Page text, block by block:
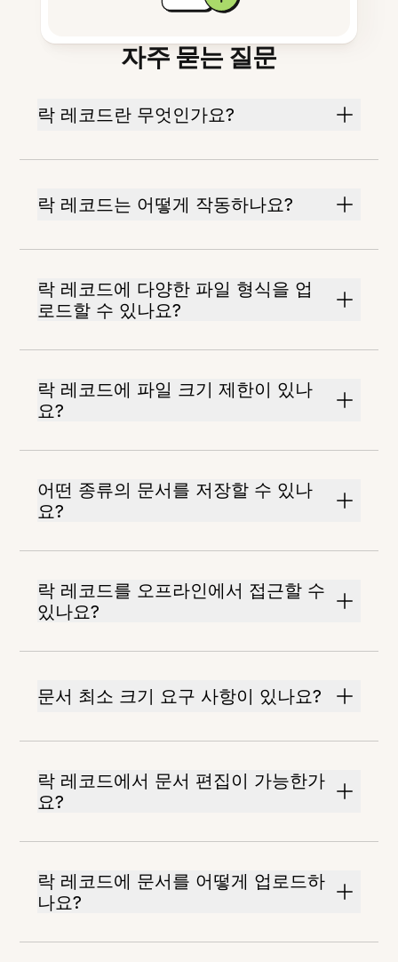
자주 묻는 질문
락 레코드란 무엇인가요?
락 레코드는 어떻게 작동하나요?
락 레코드에 다양한 파일 형식을 업
로드할 수 있나요?
락 레코드에 파일 크기 제한이 있나
요?
어떤 종류의 문서를 저장할 수 있나
요?
락 레코드를 오프라인에서 접근할 수
있나요?
문서 최소 크기 요구 사항이 있나요?
락 레코드에서 문서 편집이 가능한가
요?
락 레코드에 문서를 어떻게 업로드하
나요?